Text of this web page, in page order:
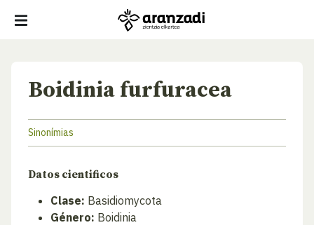
Boidinia furfuracea
Sinonímias
Datos cientificos
Clase: Basidiomycota
Género: Boidinia